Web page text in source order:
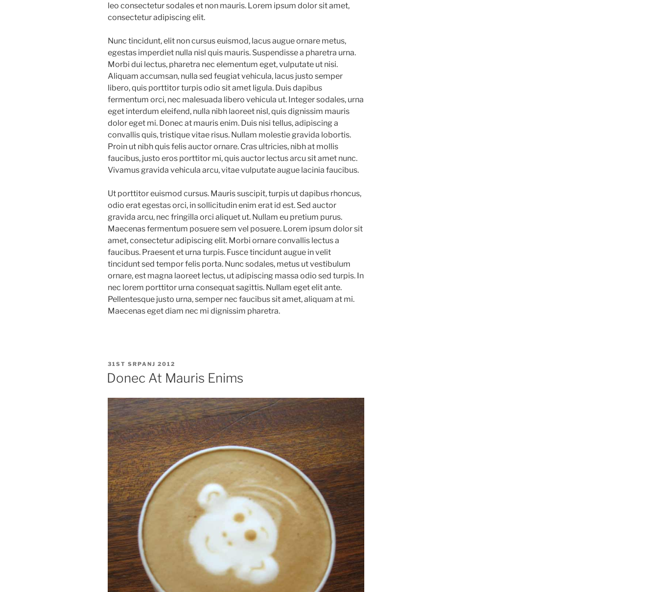
leo consectetur sodales et non mauris. Lorem ipsum dolor sit amet,
consectetur adipiscing elit.
Nunc tincidunt, elit non cursus euismod, lacus augue ornare metus,
egestas imperdiet nulla nisl quis mauris. Suspendisse a pharetra urna.
Morbi dui lectus, pharetra nec elementum eget, vulputate ut nisi.
Aliquam accumsan, nulla sed feugiat vehicula, lacus justo semper
libero, quis porttitor turpis odio sit amet ligula. Duis dapibus
fermentum orci, nec malesuada libero vehicula ut. Integer sodales, urna
eget interdum eleifend, nulla nibh laoreet nisl, quis dignissim mauris
dolor eget mi. Donec at mauris enim. Duis nisi tellus, adipiscing a
convallis quis, tristique vitae risus. Nullam molestie gravida lobortis.
Proin ut nibh quis felis auctor ornare. Cras ultricies, nibh at mollis
faucibus, justo eros porttitor mi, quis auctor lectus arcu sit amet nunc.
Vivamus gravida vehicula arcu, vitae vulputate augue lacinia faucibus.
Ut porttitor euismod cursus. Mauris suscipit, turpis ut dapibus rhoncus,
odio erat egestas orci, in sollicitudin enim erat id est. Sed auctor
gravida arcu, nec fringilla orci aliquet ut. Nullam eu pretium purus.
Maecenas fermentum posuere sem vel posuere. Lorem ipsum dolor sit
amet, consectetur adipiscing elit. Morbi ornare convallis lectus a
faucibus. Praesent et urna turpis. Fusce tincidunt augue in velit
tincidunt sed tempor felis porta. Nunc sodales, metus ut vestibulum
ornare, est magna laoreet lectus, ut adipiscing massa odio sed turpis. In
nec lorem porttitor urna consequat sagittis. Nullam eget elit ante.
Pellentesque justo urna, semper nec faucibus sit amet, aliquam at mi.
Maecenas eget diam nec mi dignissim pharetra.
OBJAVLJENO
31ST SRPANJ 2012
Donec At Mauris Enims